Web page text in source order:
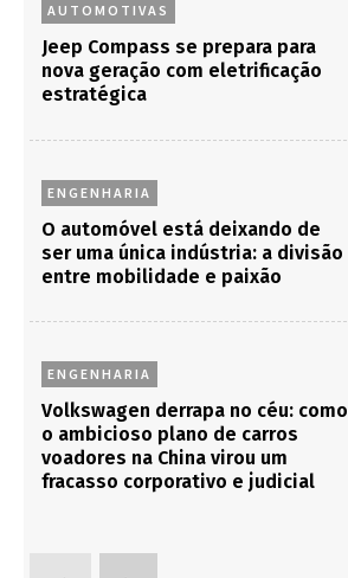
AUTOMOTIVAS
Jeep Compass se prepara para
nova geração com eletrificação
estratégica
ENGENHARIA
O automóvel está deixando de
ser uma única indústria: a divisão
entre mobilidade e paixão
ENGENHARIA
Volkswagen derrapa no céu: como
o ambicioso plano de carros
voadores na China virou um
fracasso corporativo e judicial